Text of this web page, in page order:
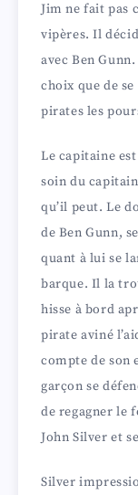
Jim ne fait pas
vipères. Il
avec Ben Gunn.
choix que de
pirates les
Le capitaine
soin du
qu’il peut. Le
de Ben Gunn,
quant à lui se
barque. Il la
hisse à bord
pirate aviné
compte de son
garçon se
de regagner le
John Silver et
Silver